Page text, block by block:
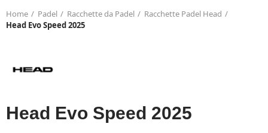
Home Padel Racchette da Padel
Racchette Padel Head
Head Evo Speed 2025
Head Evo Speed 2025